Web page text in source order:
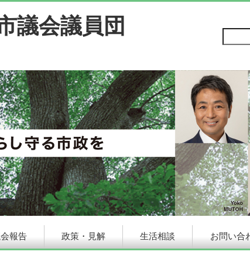
議会議員団
報告 政策・見解 生活相談 お問い合